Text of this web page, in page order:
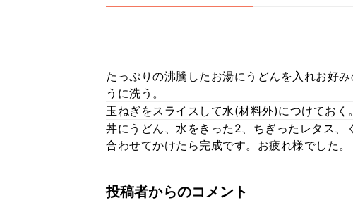
たっぷりの沸騰したお湯にうどんを入れお好
うに洗う。
玉ねぎをスライスして水(材料外)につけておく。
丼にうどん、水をきった2、ちぎったレタス
合わせてかけたら完成です。お疲れ様でした。
投稿者からのコメント